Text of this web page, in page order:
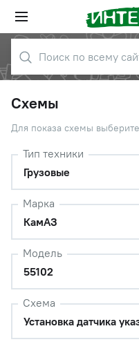
Схемы
Для показа схемы
Тип техники
Грузовые
Марка
КамАЗ
Модель
55102
Схема
Установка датчика